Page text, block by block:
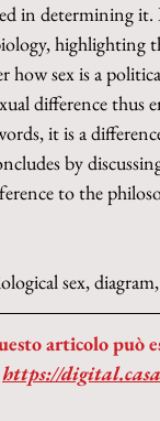
in determining
highlighting
how sex is a
difference thus
it is a
by
to the
sex,
articolo può
https://